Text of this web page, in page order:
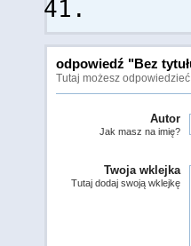
odpowiedź "Bez
Tutaj możesz
Autor
Jak masz na imię?
Twoja wklejka
Tutaj dodaj swoją wklejkę